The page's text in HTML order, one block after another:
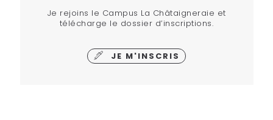
Je rejoins le Campus La Châtaigneraie et
télécharge le dossier d’inscriptions.
JE M'INSCRIS